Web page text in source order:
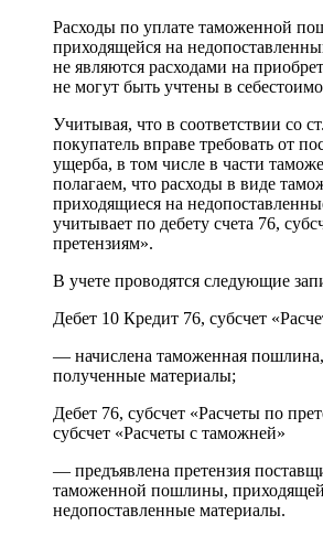
Расходы по уплате таможенной
приходящейся на
не являются расходами на
не могут быть учтены в
Учитывая, что в соответствии со
покупатель вправе требовать от
ущерба, в том числе в части
полагаем, что расходы в виде
приходящиеся на
учитывает по дебету счета 76,
претензиям».
В учете проводятся следующие
Дебет 10 Кредит 76, субсчет
— начислена таможенная
полученные материалы;
Дебет 76, субсчет «Расчеты по
субсчет «Расчеты с таможней»
— предъявлена претензия
таможенной пошлины,
недопоставленные материалы.